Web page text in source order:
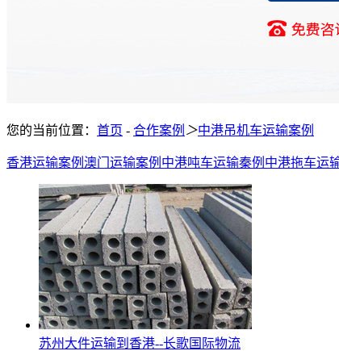
您的当前位置： 首页 - 合作案例 ＞中港吊机车运输案例
香港运输案例 澳门运输案例 中港吨车运输秦例 中港拖车运
苏州大件运输到香港--长歌国际物流